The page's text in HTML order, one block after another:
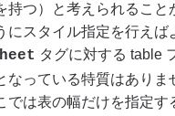
持つ）と考えられること
スタイル指定を行えば
タグに対する table
なっている特質はあり
では表の幅だけを指定